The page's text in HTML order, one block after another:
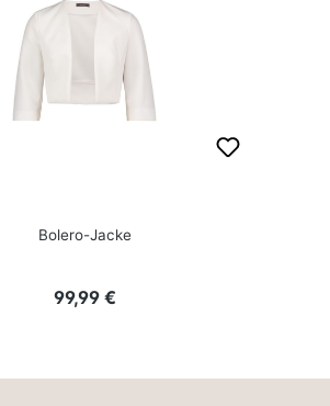
Bolero-Jacke
Regulärer Preis:
99,99 €